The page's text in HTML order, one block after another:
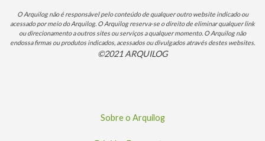
O Arquilog não é responsável pelo conteúdo de qualquer outro website indicado ou
acessado por meio do Arquilog. O Arquilog reserva-se o direito de eliminar qualquer link
ou direcionamento a outros sites ou serviços a qualquer momento. O Arquilog não
endossa firmas ou produtos indicados, acessados ou divulgados através destes websites.
©2021 ARQUILOG
Sobre o Arquilog